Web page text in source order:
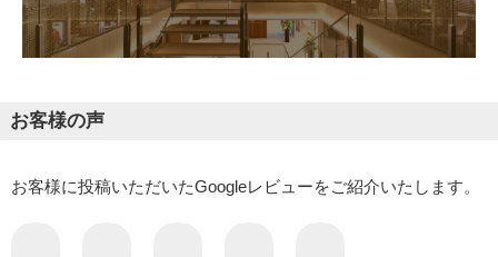
お客様の声
お客様に投稿いただいたGoogleレビューをご紹介いたします。